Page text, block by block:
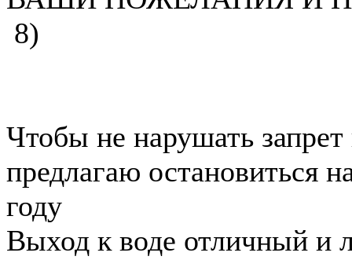
8)
Чтобы не нарушать
предлагаю остановиться
году
Выход к воде отличный и